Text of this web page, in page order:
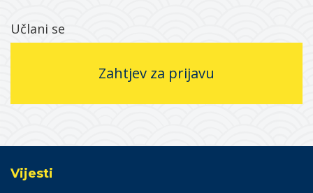
Učlani se
Zahtjev za prijavu
Vijesti